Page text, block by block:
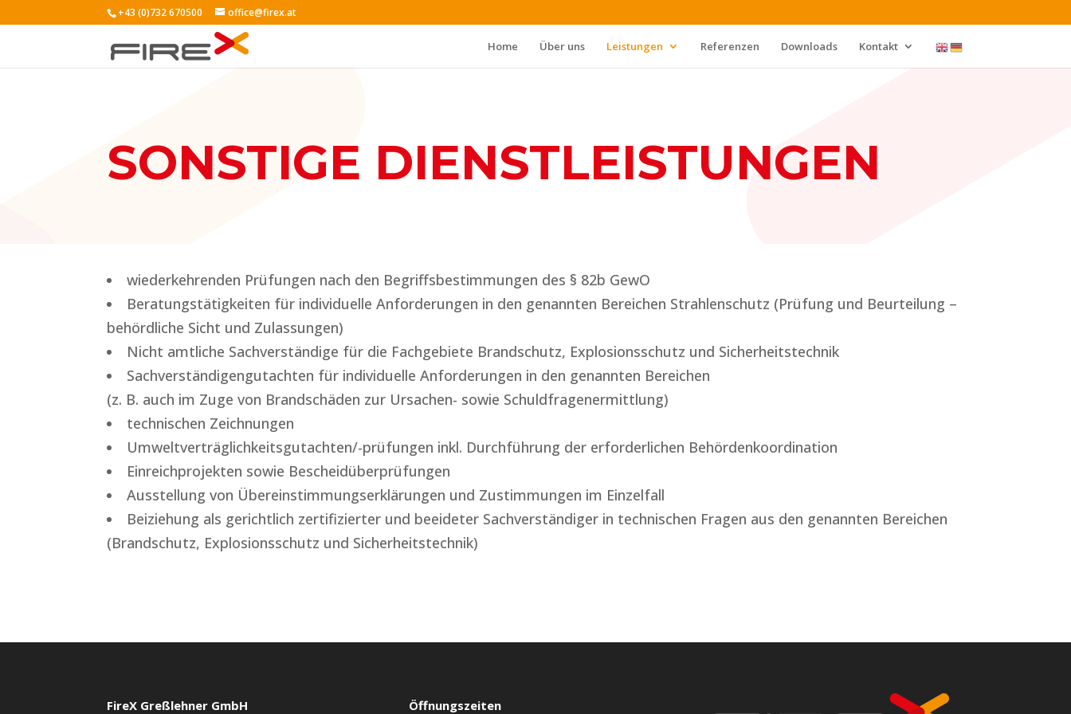
+43 (0)732 670500 office@firex.at
Home Über uns Leistungen Referenzen Downloads Kontakt
SONSTIGE DIENSTLEISTUNGEN
wiederkehrenden Prüfungen nach den Begriffsbestimmungen des § 82b GewO
Beratungstätigkeiten für individuelle Anforderungen in den genannten Bereichen Strahlenschutz (Prüfung und Beurteilung –
behördliche Sicht und Zulassungen)
Nicht amtliche Sachverständige für die Fachgebiete Brandschutz, Explosionsschutz und Sicherheitstechnik
Sachverständigengutachten für individuelle Anforderungen in den genannten Bereichen
(z. B. auch im Zuge von Brandschäden zur Ursachen- sowie Schuldfragenermittlung)
technischen Zeichnungen
Umweltverträglichkeitsgutachten/-prüfungen inkl. Durchführung der erforderlichen Behördenkoordination
Einreichprojekten sowie Bescheidüberprüfungen
Ausstellung von Übereinstimmungserklärungen und Zustimmungen im Einzelfall
Beiziehung als gerichtlich zertifizierter und beeideter Sachverständiger in technischen Fragen aus den genannten Bereichen
(Brandschutz, Explosionsschutz und Sicherheitstechnik)
FireX Greßlehner GmbH Öffnungszeiten